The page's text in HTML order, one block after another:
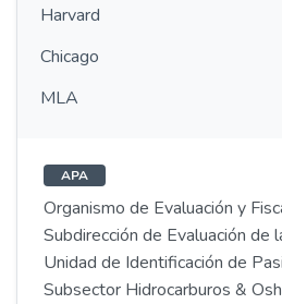
Harvard
Chicago
MLA
APA
Organismo de Evaluación y
Subdirección de Evaluación de
Unidad de Identificación de
Subsector Hidrocarburos &